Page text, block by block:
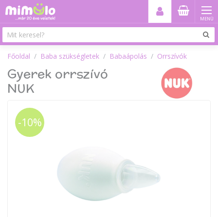
MENÜ
Főoldal Baba szükségletek Babaápolás Orrszívók
Gyerek orrszívó
NUK
-10%